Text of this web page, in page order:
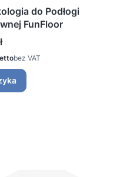
do Podłogi
FunFloor
bez VAT